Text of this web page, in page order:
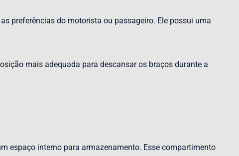
preferências do motorista ou passageiro. Ele possui uma
mais adequada para descansar os braços durante a
espaço interno para armazenamento. Esse compartimento